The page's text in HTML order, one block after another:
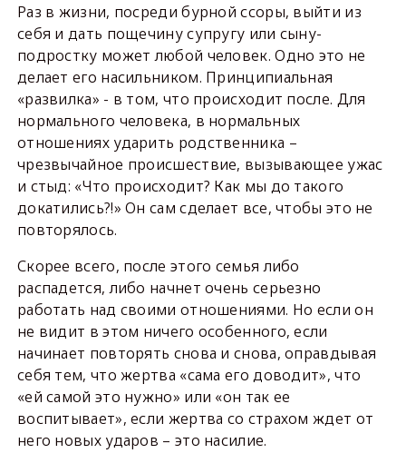
Раз в жизни, посреди бурной ссоры, выйти из
себя и дать пощечину супругу или сыну-
подростку может любой человек. Одно это не
делает его насильником. Принципиальная
«развилка» - в том, что происходит после. Для
нормального человека, в нормальных
отношениях ударить родственника –
чрезвычайное происшествие, вызывающее ужас
и стыд: «Что происходит? Как мы до такого
докатились?!» Он сам сделает все, чтобы это не
повторялось.
Скорее всего, после этого семья либо
распадется, либо начнет очень серьезно
работать над своими отношениями. Но если он
не видит в этом ничего особенного, если
начинает повторять снова и снова, оправдывая
себя тем, что жертва «сама его доводит», что
«ей самой это нужно» или «он так ее
воспитывает», если жертва со страхом ждет от
него новых ударов – это насилие.